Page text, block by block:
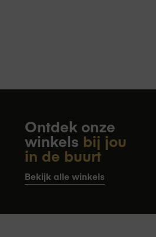
Ontdek onze
winkels bij jou
in de buurt
Bekijk alle winkels